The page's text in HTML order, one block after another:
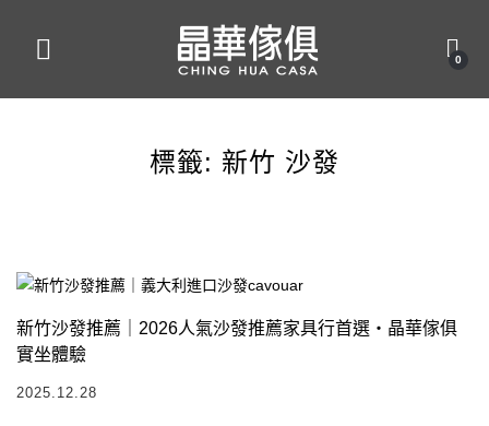
0
標籤: 新竹 沙發
新竹沙發推薦｜2026人氣沙發推薦家具行首選・晶華傢俱
實坐體驗
2025.12.28